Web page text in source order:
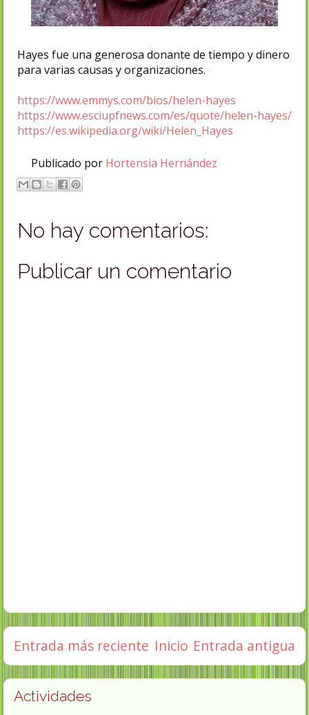
Hayes fue una generosa donante de tiempo y dinero
para varias causas y organizaciones.
https://www.emmys.com/bios/helen-hayes
https://www.esciupfnews.com/es/quote/helen-hayes/
https://es.wikipedia.org/wiki/Helen_Hayes
Publicado por Hortensia Hernández
No hay comentarios:
Publicar un comentario
Entrada más reciente Entrada antigua
Inicio
Actividades